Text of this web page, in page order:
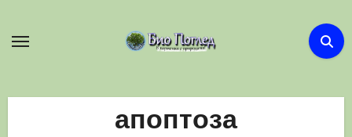
апоптоза